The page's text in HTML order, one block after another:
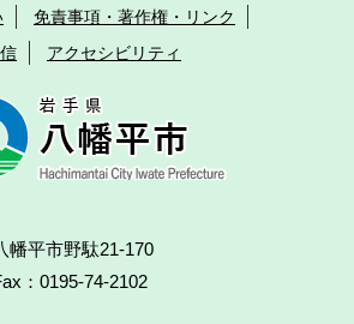
免責事項・著作権・リンク
アクセシビリティ
平市野駄21-170
：0195-74-2102